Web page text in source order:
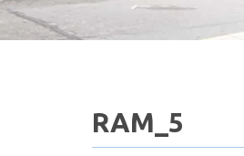
RAM_5